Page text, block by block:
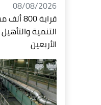
08/08/2026
قرابة
التنمية
الأربعين